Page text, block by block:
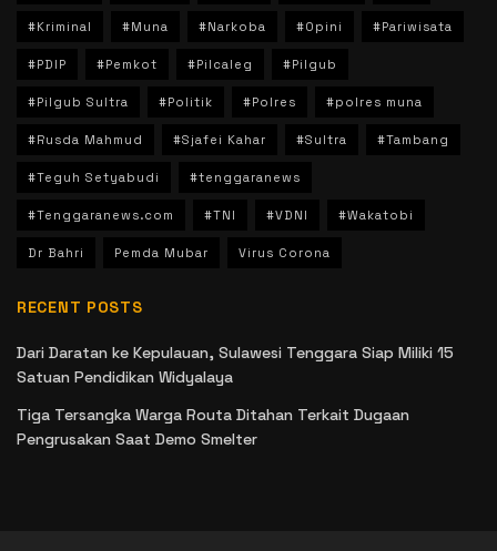
#Kriminal #Muna #Narkoba #Opini #Pariwisata
#PDIP #Pemkot #Pilcaleg #Pilgub
#Pilgub Sultra #Politik #Polres #polres muna
#Rusda Mahmud #Sjafei Kahar #Sultra #Tambang
#Teguh Setyabudi #tenggaranews
#Tenggaranews.com #TNI #VDNI #Wakatobi
Dr Bahri Pemda Mubar Virus Corona
RECENT POSTS
Dari Daratan ke Kepulauan, Sulawesi Tenggara Siap Miliki 15
Satuan Pendidikan Widyalaya
Tiga Tersangka Warga Routa Ditahan Terkait Dugaan
Pengrusakan Saat Demo Smelter